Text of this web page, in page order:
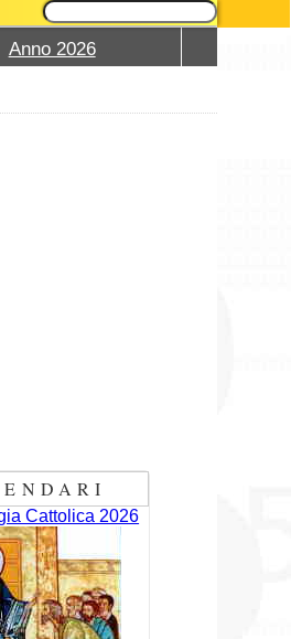
Anno 2026
Cattolica 2026